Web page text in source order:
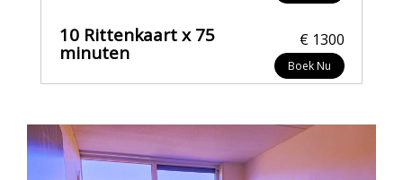
10 Rittenkaart x 75
minuten
€ 1300
Boek Nu